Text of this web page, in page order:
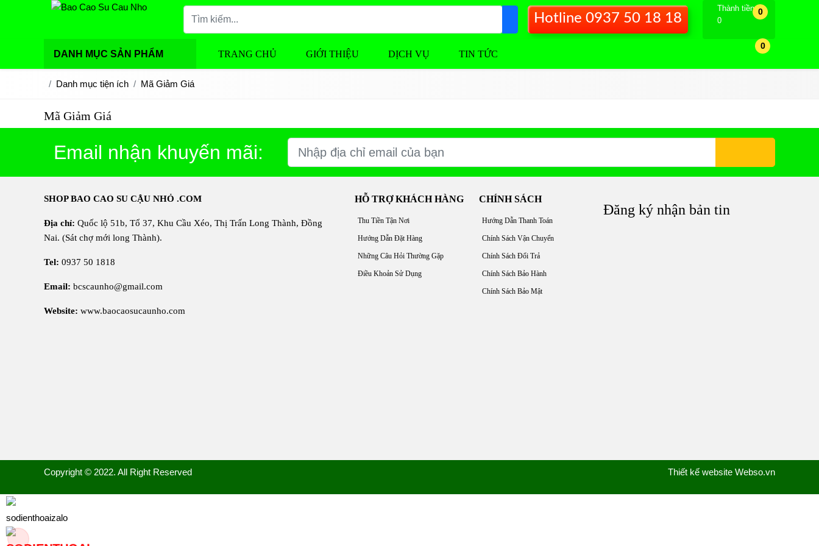
Hotline 0937 50 18 18
Thành tiền
0
0
DANH MỤC SẢN PHẨM TRANG CHỦ GIỚI THIỆU DỊCH VỤ TIN TỨC
0
Danh mục tiện ích Mã Giảm Giá
Mã Giảm Giá
Email nhận khuyến mãi:
SHOP BAO CAO SU CẬU NHỎ .COM
Địa chỉ: Quốc lộ 51b, Tổ 37, Khu Cầu Xéo, Thị Trấn Long Thành, Đồng
Nai. (Sát chợ mới long Thành).
Tel: 0937 50 1818
Email: bcscaunho@gmail.com
Website: www.baocaosucaunho.com
HỖ TRỢ KHÁCH HÀNG
Thu Tiền Tận Nơi
Hướng Dẫn Đặt Hàng
Những Câu Hỏi Thường Gặp
Điều Khoản Sử Dụng
CHÍNH SÁCH
Hướng Dẫn Thanh Toán
Chính Sách Vận Chuyển
Chính Sách Đổi Trả
Chính Sách Bảo Hành
Chính Sách Bảo Mật
Đăng ký nhận bản tin
Copyright © 2022. All Right Reserved Thiết kế website Webso.vn